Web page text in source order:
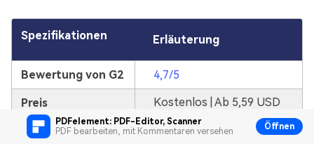
PDFelement: PDF-Editor, Scanner
PDF bearbeiten, mit Kommentaren versehen
Öffnen
Spezifikationen Erläuterung
Bewertung von G2 4,7/5
Preis Kostenlos | Ab 5,59 USD